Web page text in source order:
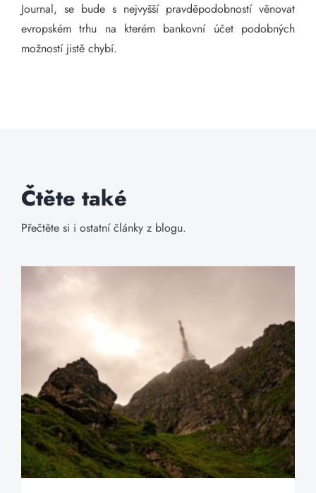
Journal, se bude s nejvyšší pravděpodobností věnovat
evropském trhu na kterém bankovní účet podobných
možností jistě chybí.
Čtěte také
Přečtěte si i ostatní články z blogu.